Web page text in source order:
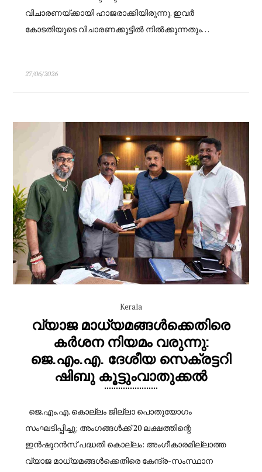
വിചാരണയ്ക്കായി ഹാജരാക്കിയിരുന്നു. ഇവർ
കോടതിയുടെ വിചാരണക്കൂട്ടിൽ നിൽക്കുന്നതും…
27/06/2026
Kerala
വ്യാജ മാധ്യമങ്ങൾക്കെതിരെ
കർശന നിയമം വരുന്നു:
ജെ.എം.എ. ദേശീയ സെക്രട്ടറി
ഷിബു കൂട്ടുംവാതുക്കൽ
ജെ.എം.എ. കൊല്ലം ജില്ലാ പൊതുയോഗം
സംഘടിപ്പിച്ചു; അംഗങ്ങൾക്ക് 20 ലക്ഷത്തിന്റെ
ഇൻഷുറൻസ് പദ്ധതി കൊല്ലം: അംഗീകാരമില്ലാത്ത
വ്യാജ മാധ്യമങ്ങൾക്കെതിരെ കേന്ദ്ര-സംസ്ഥാന